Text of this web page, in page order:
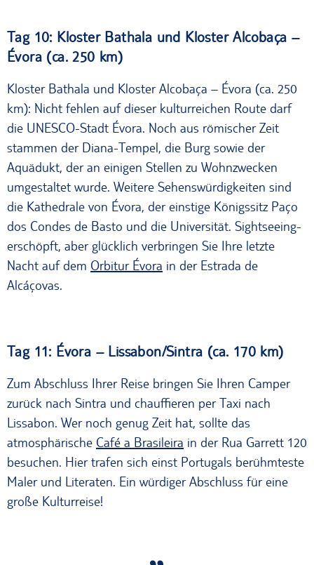
Tag 10: Kloster Bathala und Kloster Alcobaça –
Évora (ca. 250 km)
Kloster Bathala und Kloster Alcobaça – Évora (ca. 250
km): Nicht fehlen auf dieser kulturreichen Route darf
die UNESCO-Stadt Évora. Noch aus römischer Zeit
stammen der Diana-Tempel, die Burg sowie der
Aquädukt, der an einigen Stellen zu Wohnzwecken
umgestaltet wurde. Weitere Sehenswürdigkeiten sind
die Kathedrale von Évora, der einstige Königssitz Paço
dos Condes de Basto und die Universität. Sightseeing-
erschöpft, aber glücklich verbringen Sie Ihre letzte
Nacht auf dem Orbitur Évora in der Estrada de
Alcáçovas.
Tag 11: Évora – Lissabon/Sintra (ca. 170 km)
Zum Abschluss Ihrer Reise bringen Sie Ihren Camper
zurück nach Sintra und chauffieren per Taxi nach
Lissabon. Wer noch genug Zeit hat, sollte das
atmosphärische Café a Brasileira in der Rua Garrett 120
besuchen. Hier trafen sich einst Portugals berühmteste
Maler und Literaten. Ein würdiger Abschluss für eine
große Kulturreise!